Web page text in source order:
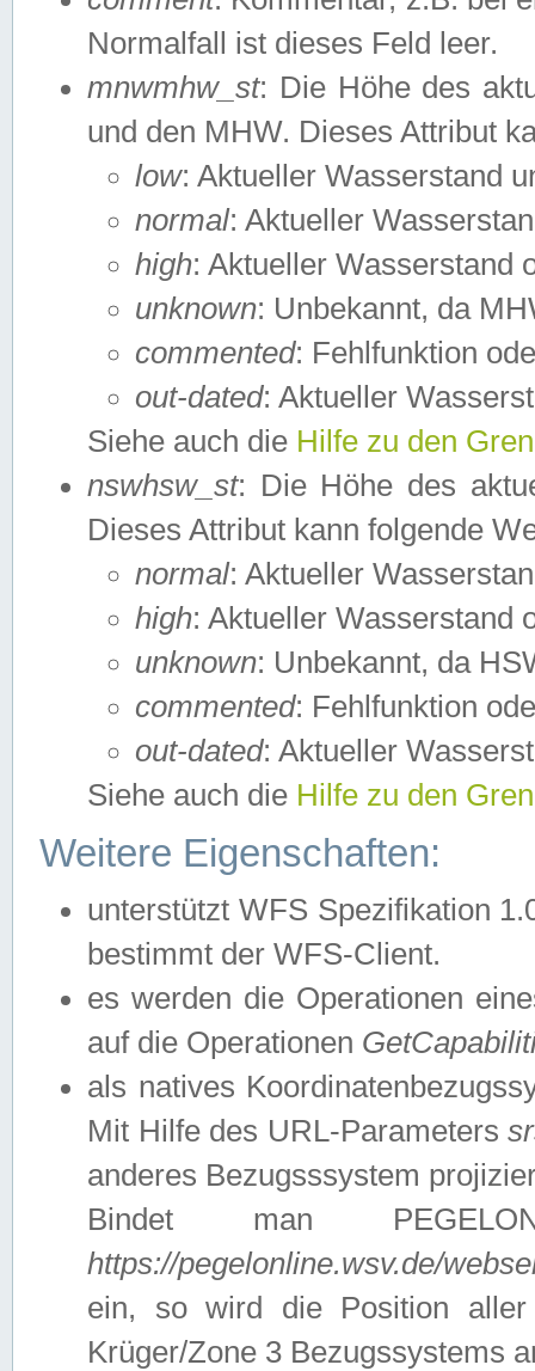
Normalfall ist dieses Feld leer.
mnwmhw_st: Die Höhe des
und den MHW. Dieses Attribut
low: Aktueller Wasserstand
normal: Aktueller
high: Aktueller Wasserstand
unknown: Unbekannt, da
commented: Fehlfunktion
out-dated: Aktueller
Siehe auch die Hilfe zu den
nswhsw_st: Die Höhe des
Dieses Attribut kann folgende
normal: Aktueller
high: Aktueller Wasserstand
unknown: Unbekannt, da
commented: Fehlfunktion
out-dated: Aktueller
Siehe auch die Hilfe zu den
Weitere Eigenschaften:
unterstützt WFS Spezifikation
bestimmt der WFS-Client.
es werden die Operationen
auf die Operationen
als natives
Mit Hilfe des URL-Parameters
anderes Bezugsssystem
Bindet man
https://pegelonline.wsv.de/
ein, so wird die Position
Krüger/Zone 3 Bezugssystems